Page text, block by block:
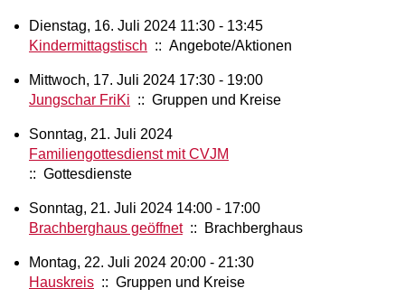
Dienstag, 16. Juli 2024 11:30 - 13:45
Kindermittagstisch :: Angebote/Aktionen
Mittwoch, 17. Juli 2024 17:30 - 19:00
Jungschar FriKi :: Gruppen und Kreise
Sonntag, 21. Juli 2024
Familiengottesdienst mit CVJM
:: Gottesdienste
Sonntag, 21. Juli 2024 14:00 - 17:00
Brachberghaus geöffnet:: Brachberghaus
Montag, 22. Juli 2024 20:00 - 21:30
Hauskreis :: Gruppen und Kreise